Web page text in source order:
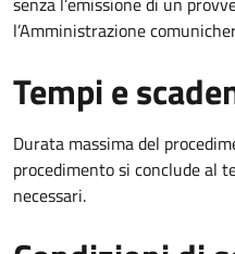
l’Amministrazione
Tempi e
Durata massima del
procedimento si conclude al
necessari.